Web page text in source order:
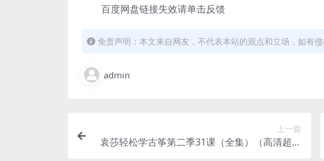
百度网盘链接失效请单击反馈
免责声明：本文来自网友，不代表本站的观点和立场，如有侵
admin
上一篇
袁莎轻松学古筝第二季31课（全集）（高清超清